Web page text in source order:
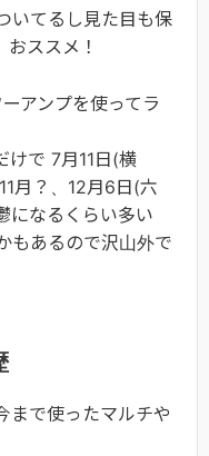
いてるし見た目も保
ススメ！
アンプを使ってラ
けで 7月11日(横
月？、12月6日(六
になるくらい多い
もあるので沢山外で
まで使ったマルチや